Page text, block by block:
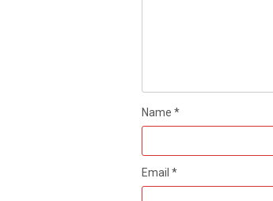
Name *
Email *